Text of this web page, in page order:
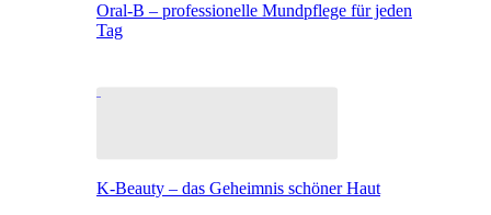
Oral-B – professionelle Mundpflege für jeden
Tag
K-Beauty – das Geheimnis schöner Haut